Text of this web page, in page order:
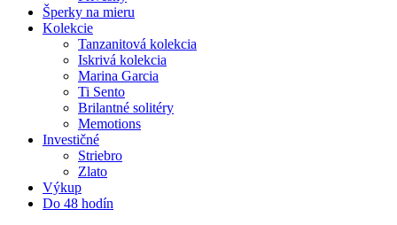
Šperky na mieru
Kolekcie
Tanzanitová kolekcia
Iskrivá kolekcia
Marina Garcia
Ti Sento
Brilantné solitéry
Memotions
Investičné
Striebro
Zlato
Výkup
Do 48 hodín